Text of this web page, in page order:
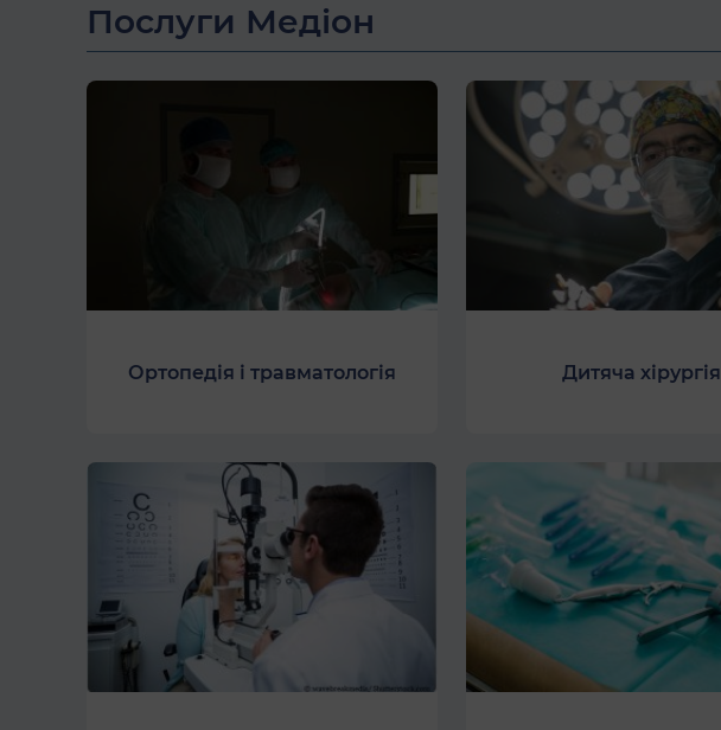
Послуги Медіон
Ортопедія і травматологія Дитяча хірургія